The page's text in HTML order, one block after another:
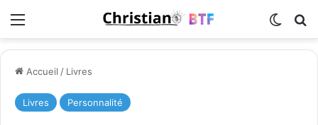
Accueil / Livres
Livres Personnalité